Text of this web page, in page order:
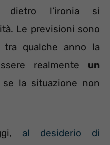
dietro l’ironia si
Le previsioni sono
qualche anno la
realmente un
se la situazione non
al desiderio di